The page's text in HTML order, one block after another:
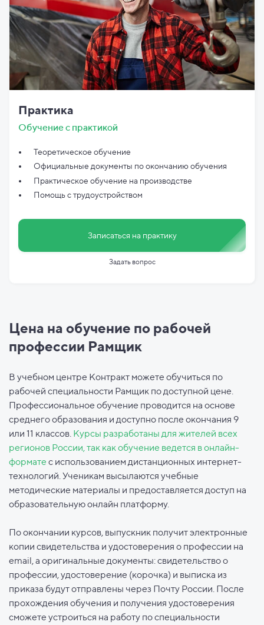
Практика
Обучение с практикой
Теоретическое обучение
Официальные документы поокончанию обучения
Практическое обучение на производстве
Помощь с трудоустройством
Записаться на практику
Задать вопрос
Цена на обучение по рабочей
профессии Рамщик
В учебном центре Контракт можете обучиться по
рабочей специальности Рамщик по доступной цене.
Профессиональное обучение проводится на основе
среднего образования и доступно после окончания 9
или 11 классов. Курсы разработаны для жителей всех
регионов России, так как обучение ведется в онлайн-
формате с использованием дистанционных интернет-
технологий. Ученикам высылаются учебные
методические материалы и предоставляется доступ на
образовательную онлайн платформу.
По окончании курсов, выпускник получит электронные
копии свидетельства и удостоверения о профессии на
email, а оригинальные документы: свидетельство о
профессии, удостоверение (корочка) и выписка из
приказа будут отправлены через Почту России. После
прохождения обучения и получения удостоверения
сможете устроиться на работу по специальности